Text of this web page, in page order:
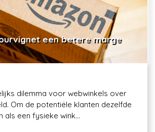
een betere marge
dilemma voor webwinkels over
Om de potentiële klanten dezelfde
als een fysieke wink...